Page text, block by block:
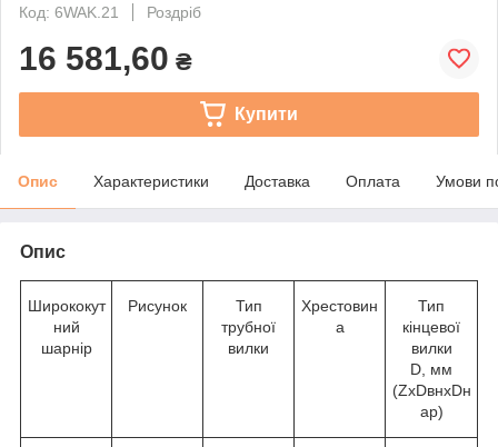
Код: 6WAK.21
Роздріб
16 581,60 ₴
Купити
Опис Характеристики Доставка Оплата Умови
Опис
Ширококут
ний
шарнір
Рисунок
Тип
трубної
вилки
Хрестовин
а
Тип
кінцевої
вилки
D, мм
(ZxDвнхDн
ар)